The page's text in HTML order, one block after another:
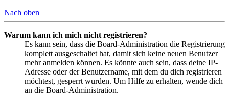
Nach oben
Warum kann ich mich nicht registrieren?
Es kann sein, dass die Board-Administration die Registrierung
komplett ausgeschaltet hat, damit sich keine neuen Benutzer
mehr anmelden können. Es könnte auch sein, dass deine IP-
Adresse oder der Benutzername, mit dem du dich registrieren
möchtest, gesperrt wurden. Um Hilfe zu erhalten, wende dich
an die Board-Administration.